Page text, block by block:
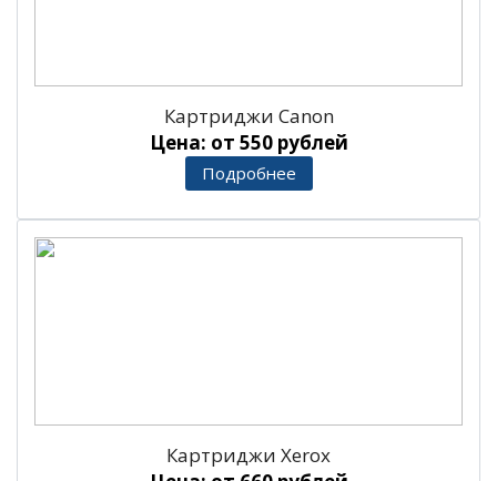
Картриджи Canon
Цена: от 550 рублей
Подробнее
Картриджи Xerox